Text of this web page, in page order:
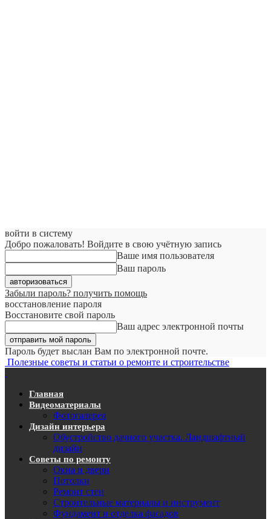
войти в систему
Добро пожаловать! Войдите в свою учётную запись
Ваше имя пользователя
Ваш пароль
Забыли пароль? получить помощь
восстановление пароля
Восстановите свой пароль
Ваш адрес электронной почты
Пароль будет выслан Вам по электронной почте.
Полезные советы и статьи о ремонте и строительстве
Главная
Видеоматериалы
Фотогалерея
Дизайн интерьера
Обустройство дачного участка. Ландшафтный
дизайн
Советы по ремонту
Окна и двери
Потолки
Ремонт стен
Строительные материалы и инструмент
Фундамент и отделка фасадов